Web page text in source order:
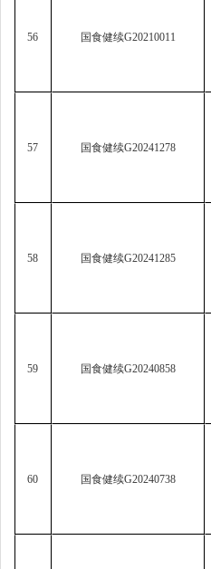
56 国食健续G20210011
57 国食健续G20241278
58 国食健续G20241285
59 国食健续G20240858
60 国食健续G20240738